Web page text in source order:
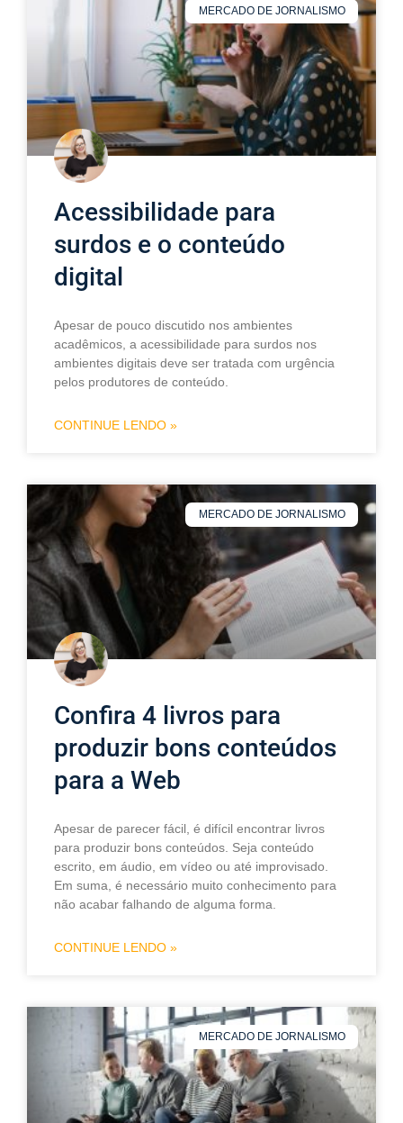
MERCADO DE JORNALISMO
Acessibilidade para
surdos e o conteúdo
digital
Apesar de pouco discutido nos ambientes
acadêmicos, a acessibilidade para surdos nos
ambientes digitais deve ser tratada com urgência
pelos produtores de conteúdo.
CONTINUE LENDO »
MERCADO DE JORNALISMO
Confira 4 livros para
produzir bons conteúdos
para a Web
Apesar de parecer fácil, é difícil encontrar livros
para produzir bons conteúdos. Seja conteúdo
escrito, em áudio, em vídeo ou até improvisado.
Em suma, é necessário muito conhecimento para
não acabar falhando de alguma forma.
CONTINUE LENDO »
MERCADO DE JORNALISMO